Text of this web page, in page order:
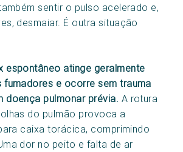
sentir o pulso acelerado e,
desmaiar. É outra situação
espontâneo atinge geralmente
fumadores e ocorre sem trauma
doença pulmonar prévia. A rotura
do pulmão provoca a
caixa torácica, comprimindo
dor no peito e falta de ar